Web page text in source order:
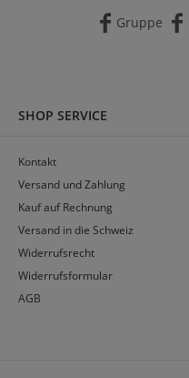
Gruppe
SHOP SERVICE
Kontakt
Versand und Zahlung
Kauf auf Rechnung
Versand in die Schweiz
Widerrufsrecht
Widerrufsformular
AGB